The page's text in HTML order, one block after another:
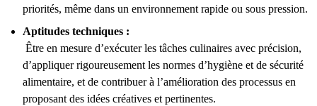
priorités, même dans un environnement rapide ou sous pression.
Aptitudes techniques :
Être en mesure d’exécuter les tâches culinaires avec précision,
d’appliquer rigoureusement les normes d’hygiène et de sécurité
alimentaire, et de contribuer à l’amélioration des processus en
proposant des idées créatives et pertinentes.